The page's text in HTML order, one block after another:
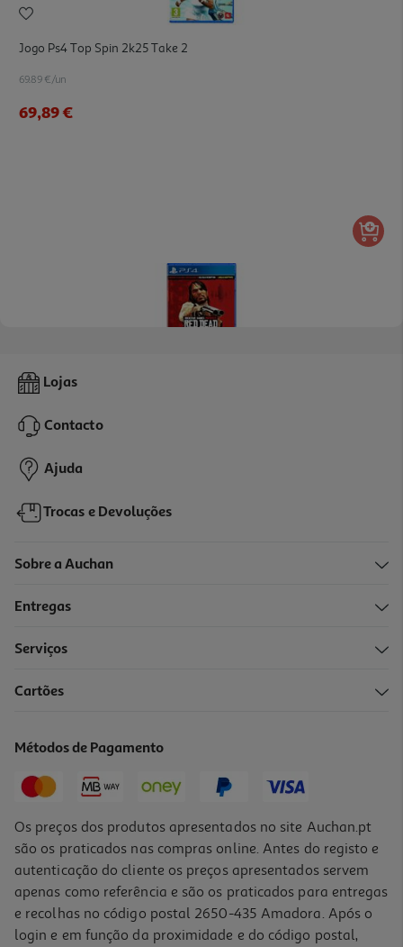
Jogo Ps4 Top Spin 2k25 Take 2
69.89 €/un
69,89 €
Jogo Ps4 Red Dead Redemption
44,89 €
Lojas
Contacto
Ajuda
Trocas e Devoluções
Sobre a Auchan
Entregas
Serviços
Cartões
Métodos de Pagamento
Os preços dos produtos apresentados no site Auchan.pt
são os praticados nas compras online. Antes do registo e
autenticação do cliente os preços apresentados servem
apenas como referência e são os praticados para entregas
e recolhas no código postal 2650-435 Amadora. Após o
login e em função da proximidade e do código postal,